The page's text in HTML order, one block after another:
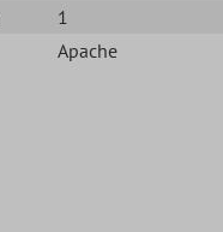
1
Apache